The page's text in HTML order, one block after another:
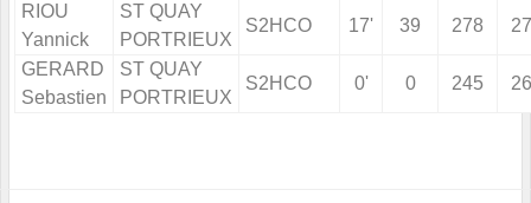
RIOU
Yannick
ST QUAY
PORTRIEUX
S2HCO 17' 39 278
GERARD
Sebastien
ST QUAY
PORTRIEUX
S2HCO 0' 0 245